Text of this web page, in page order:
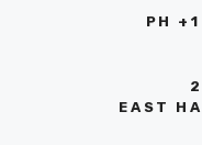
PH
EAST